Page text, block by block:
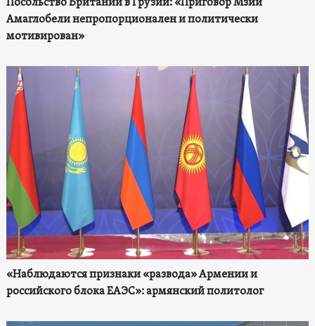
Амаглобели непропорционален и политически
мотивирован»
«Наблюдаются признаки «развода» Армении и
российского блока ЕАЭС»: армянский политолог